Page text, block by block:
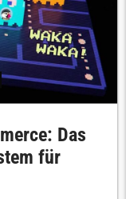
Das
für